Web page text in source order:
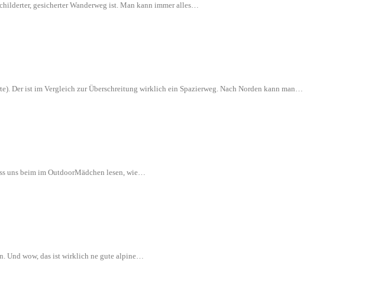
gesicherter Wanderweg ist. Man kann immer alles…
Der ist im Vergleich zur Überschreitung wirklich ein Spazierweg. Nach Norden kann man…
uns beim im OutdoorMädchen lesen, wie…
Und wow, das ist wirklich ne gute alpine…